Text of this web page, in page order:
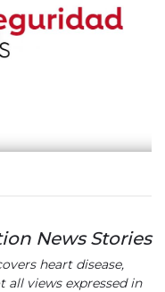
News Stories
heart disease,
all views expressed in